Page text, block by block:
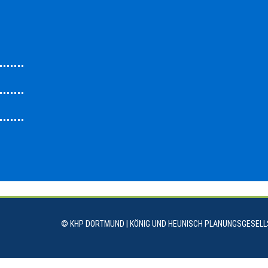
© KHP DORTMUND | KÖNIG UND HEUNISCH